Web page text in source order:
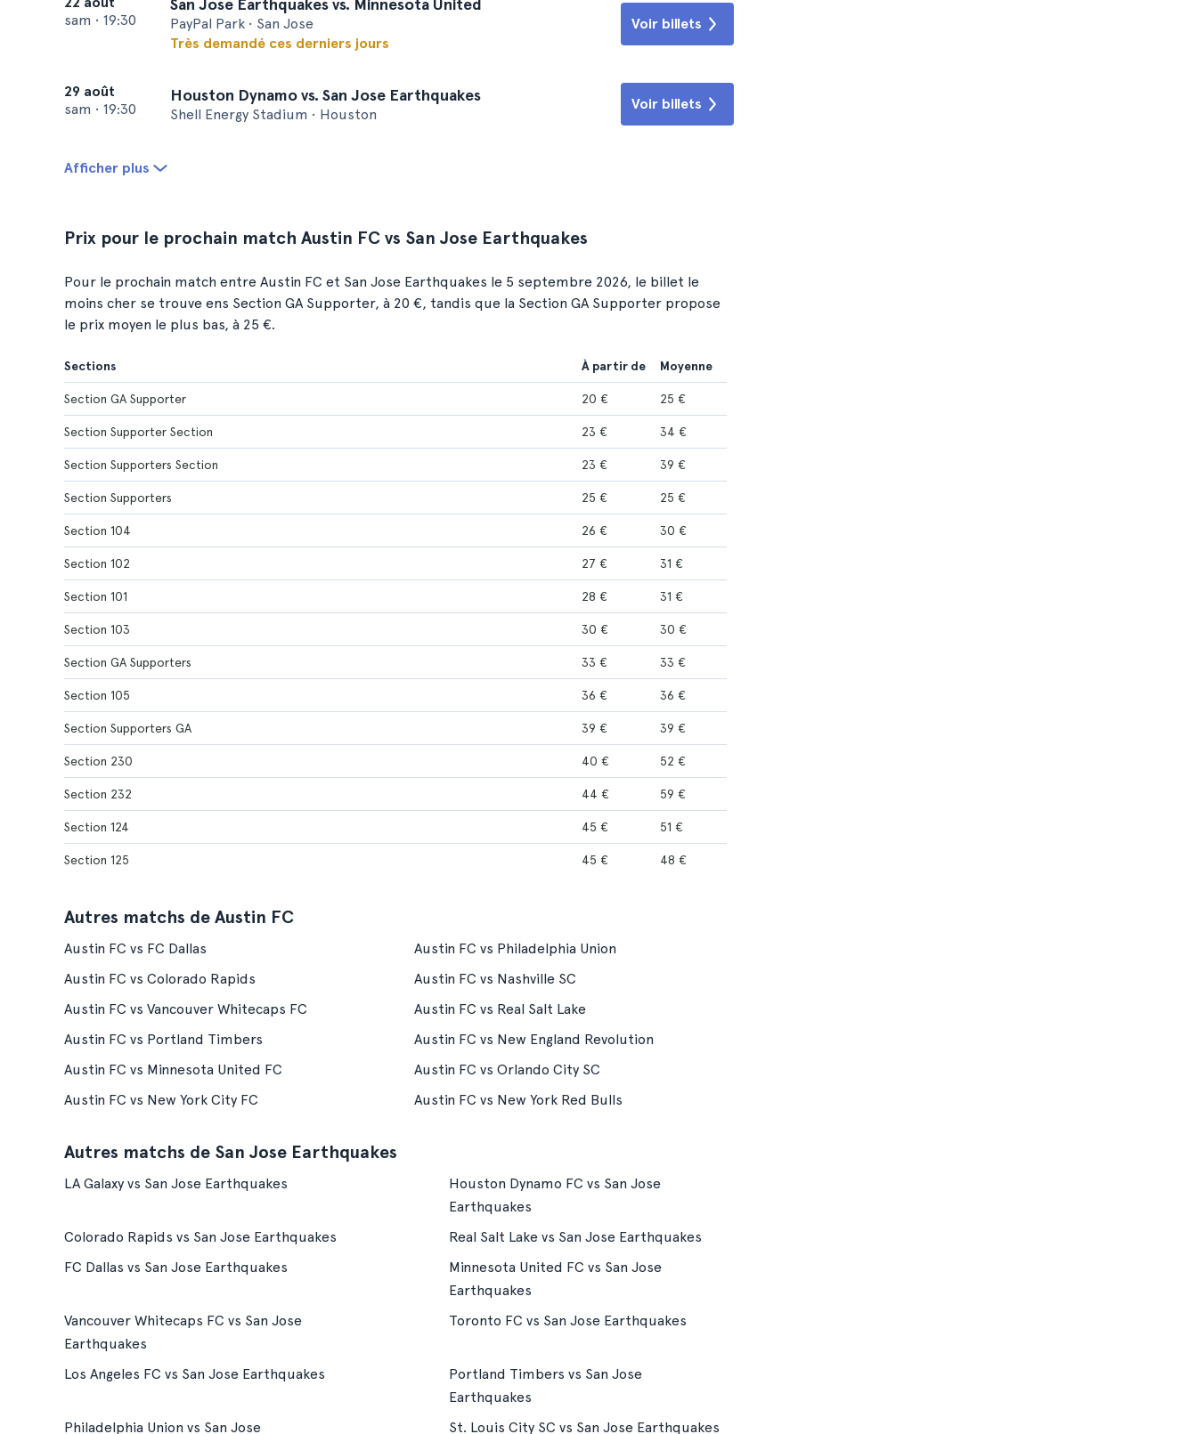
sam • 19:30
San Jose Earthquakes vs. Minnesota United
PayPal Park • San Jose
Très demandé ces derniers jours
Voir billets
29 août
sam • 19:30
Houston Dynamo vs. San Jose Earthquakes
Shell Energy Stadium • Houston
Voir billets
Afficher plus
Prix pour le prochain match Austin FC vs San Jose Earthquakes
Pour le prochain match entre Austin FC et San Jose Earthquakes le 5 septembre 2026, le billet le
moins cher se trouve ens Section GA Supporter, à 20 €, tandis que la Section GA Supporter propose
le prix moyen le plus bas, à 25 €.
Sections À partir de Moyenne
Section GA Supporter 20 € 25 €
Section Supporter Section 23 € 34 €
Section Supporters Section 23 € 39 €
Section Supporters 25 € 25 €
Section 104 26 € 30 €
Section 102 27 € 31 €
Section 101 28 € 31 €
Section 103 30 € 30 €
Section GA Supporters 33 € 33 €
Section 105 36 € 36 €
Section Supporters GA 39 € 39 €
Section 230 40 € 52 €
Section 232 44 € 59 €
Section 124 45 € 51 €
Section 125 45 € 48 €
Autres matchs de Austin FC
Austin FC vs FC Dallas
Austin FC vs Philadelphia Union
Austin FC vs Colorado Rapids
Austin FC vs Nashville SC
Austin FC vs Vancouver Whitecaps FC
Austin FC vs Real Salt Lake
Austin FC vs Portland Timbers
Austin FC vs New England Revolution
Austin FC vs Minnesota United FC
Austin FC vs Orlando City SC
Austin FC vs New York City FC
Austin FC vs New York Red Bulls
Autres matchs de San Jose Earthquakes
LA Galaxy vs San Jose Earthquakes
Houston Dynamo FC vs San Jose
Earthquakes
Colorado Rapids vs San Jose Earthquakes
Real Salt Lake vs San Jose Earthquakes
FC Dallas vs San Jose Earthquakes
Minnesota United FC vs San Jose
Earthquakes
Vancouver Whitecaps FC vs San Jose
Earthquakes
Toronto FC vs San Jose Earthquakes
Los Angeles FC vs San Jose Earthquakes
Portland Timbers vs San Jose
Earthquakes
Philadelphia Union vs San Jose
St. Louis City SC vs San Jose Earthquakes